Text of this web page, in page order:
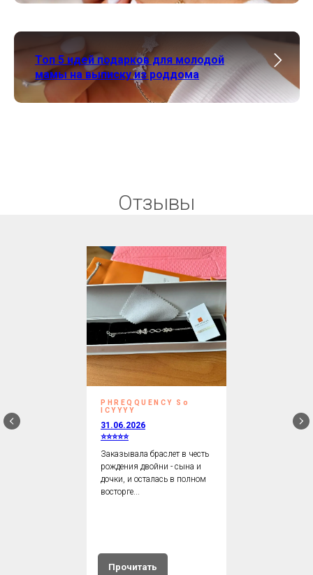
Топ 5 идей подарков для молодой
мамы на выписку из роддома
Отзывы
PHREQQUENCY So
ICYYYY
31.06.2026
⭐⭐⭐⭐⭐
Заказывала браслет в честь
рождения двойни - сына и
дочки, и осталась в полном
восторге...
Прочитать